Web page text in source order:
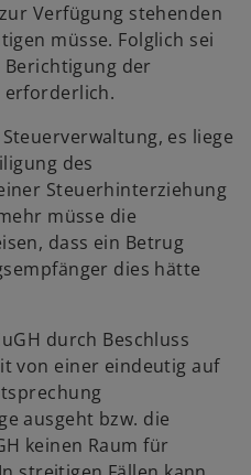
Verfügung stehenden
müsse. Folglich sei
Berichtigung der
erforderlich.
es liege
des
Steuerhinterziehung
müsse die
dass ein Betrug
dies hätte
durch Beschluss
von einer eindeutig auf
ausgeht bzw. die
keinen Raum für